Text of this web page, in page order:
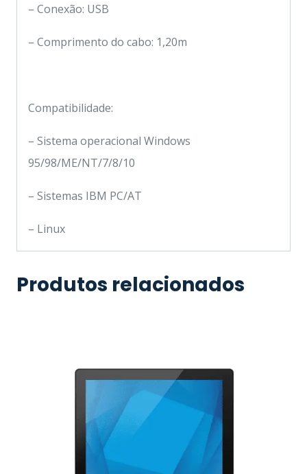
– Conexão: USB
– Comprimento do cabo: 1,20m
Compatibilidade:
– Sistema operacional Windows
95/98/ME/NT/7/8/10
– Sistemas IBM PC/AT
– Linux
Produtos relacionados